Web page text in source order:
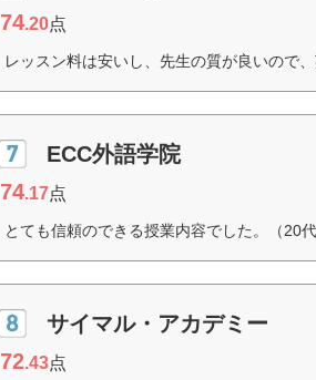
74.20点
レッスン料は安いし、先生の質が良いので
ECC外語学院
74.17点
とても信頼のできる授業内容でした。（20代
サイマル・アカデミー
72.43点